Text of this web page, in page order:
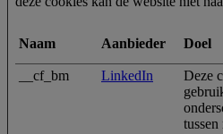
Naam Aanbieder Doel
__cf_bm
LinkedIn
Deze
tussen